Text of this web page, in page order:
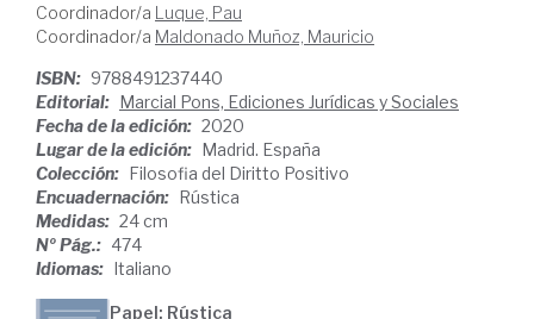
Coordinador/a Luque, Pau
Coordinador/a Maldonado Muñoz, Mauricio
ISBN: 9788491237440
Editorial: Marcial Pons, Ediciones Jurídicas y Sociales
Fecha de la edición: 2020
Lugar de la edición: Madrid. España
Colección: Filosofia del Diritto Positivo
Encuadernación: Rústica
Medidas: 24 cm
Nº Pág.: 474
Idiomas: Italiano
Papel: Rústica